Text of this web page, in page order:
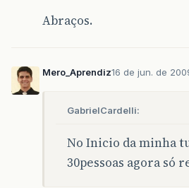
Abraços.
Mero_Aprendiz16 de jun. de
GabrielCardelli:
No Inicio da minha
30pessoas agora só